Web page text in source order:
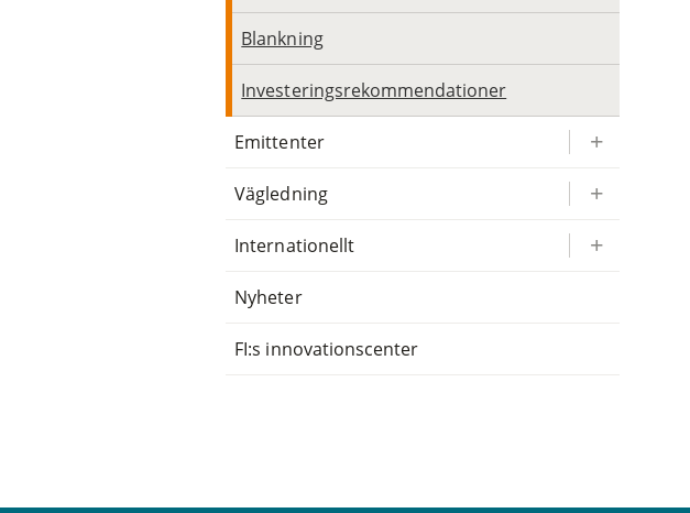
Blankning
Investeringsrekommendationer
Emittenter
Vägledning
Internationellt
Nyheter
FI:s innovationscenter